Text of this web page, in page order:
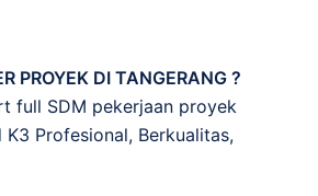
PROYEK DI TANGERANG ?
full SDM pekerjaan proyek
Profesional, Berkualitas,